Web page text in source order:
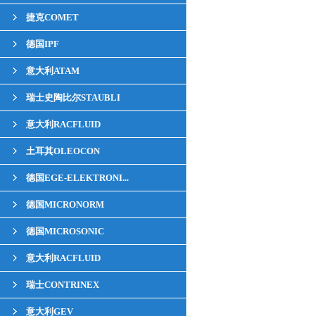
捷克COMET
德国IPF
意大利ATAM
瑞士史陶比尔STAUBLI
意大利RACFLUID
土耳其OLEOCON
德国EGE-ELEKTRONI...
德国MICRONORM
德国MICROSONIC
意大利RACFLUID
瑞士CONTRINEX
意大利GEV